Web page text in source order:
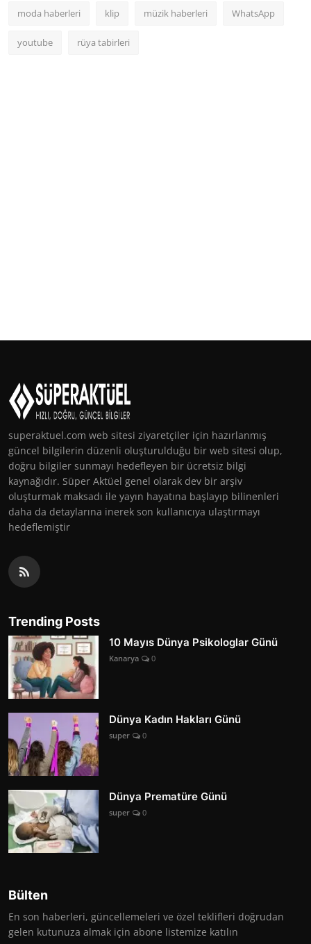
moda haberleri klip müzik haberleri WhatsApp
youtube rüya tabirleri
superaktuel.com web sitesi ziyaretçiler için hazırlanmış
güncel bilgilerin düzenli oluşturulduğu bir web sitesi olup,
doğru bilgiler sunmayı hedefleyen bir ücretsiz bilgi
kaynağıdır. Süper Aktüel genel olarak dev bir arşiv
oluşturmak maksadı ile yayın hayatına başlayıp bilinenleri
daha da detaylarına inerek son kullanıcıya ulaştırmayı
hedeflemiştir
Trending Posts
10 Mayıs Dünya Psikologlar Günü
Kanarya 0
Dünya Kadın Hakları Günü
super 0
Dünya Prematüre Günü
super 0
Bülten
En son haberleri, güncellemeleri ve özel teklifleri doğrudan
gelen kutunuza almak için abone listemize katılın